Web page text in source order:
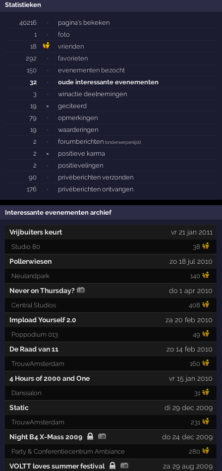
Statistieken
40216 ·
pagina's bekeken
1
·
foto
18
vrienden
292
·
favorieten
150
·
evenementen bezocht
32
·
oude interessante evenementen
3
·
winactie deelnemingen
19
×
geciteerd
79
·
opmerkingen
19
·
waarderingen
2
· forumberichten(onderwerpenlijst)
2 ×
positieve karma
2
·
positievelingen
90
·
privéberichten verzonden
176
· privéberichten ontvangen
Interessante evenementen archief
Vrijbuiters keurt vr 21 jan 2011
Studio 80 38
Pollerwiesen zo 18 jul 2010
Neulandpark 140
Never on Thursday? do 1 apr 2010
Central Studios 408
Impload Yourself 2.0 za 20 feb 2010
Poppodium 013 49
De Raad van 11 zo 14 feb 2010
TrouwAmsterdam 160
4 Hours of 2000 and One vr 15 jan 2010
Danssalon 31
Static di 29 dec 2009
TrouwAmsterdam 231
Night B4 X-Mass 2009 do 24 dec 2009
Party & Conferentiecentrum Ambiance 280
VOLTT loves summer festival za 29 aug 2009